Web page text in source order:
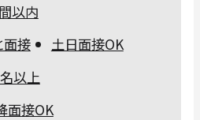
以内
面接
土日面接OK
以上
面接OK